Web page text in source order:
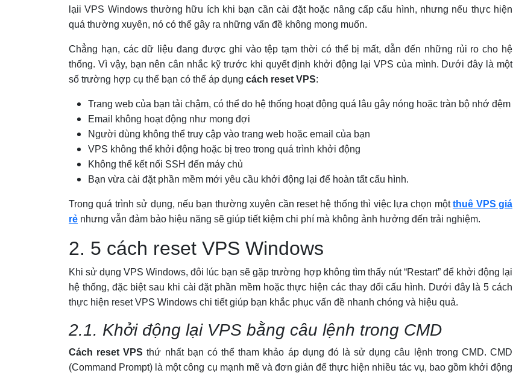
lạii VPS Windows thường hữu ích khi bạn cần cài đặt hoặc nâng cấp cấu hình, nhưng nếu thực hiện
quá thường xuyên, nó có thể gây ra những vấn đề không mong muốn.
Chẳng hạn, các dữ liệu đang được ghi vào tệp tạm thời có thể bị mất, dẫn đến những rủi ro cho hệ
thống. Vì vậy, bạn nên cân nhắc kỹ trước khi quyết định khởi động lại VPS của mình. Dưới đây là một
số trường hợp cụ thể bạn có thể áp dụng cách reset VPS:
Trang web của bạn tải chậm, có thể do hệ thống hoạt động quá lâu gây nóng hoặc tràn bộ nhớ đệm
Email không hoạt động như mong đợi
Người dùng không thể truy cập vào trang web hoặc email của bạn
VPS không thể khởi động hoặc bị treo trong quá trình khởi động
Không thể kết nối SSH đến máy chủ
Bạn vừa cài đặt phần mềm mới yêu cầu khởi động lại để hoàn tất cấu hình.
Trong quá trình sử dụng, nếu bạn thường xuyên cần reset hệ thống thì việc lựa chọn mộtthuê VPS giá
rẻ nhưng vẫn đảm bảo hiệu năng sẽ giúp tiết kiệm chi phí mà không ảnh hưởng đến trải nghiệm.
2. 5 cách reset VPS Windows
Khi sử dụng VPS Windows, đôi lúc bạn sẽ gặp trường hợp không tìm thấy nút “Restart” để khởi động lại
hệ thống, đặc biệt sau khi cài đặt phần mềm hoặc thực hiện các thay đổi cấu hình. Dưới đây là 5 cách
thực hiện reset VPS Windows chi tiết giúp bạn khắc phục vấn đề nhanh chóng và hiệu quả.
2.1. Khởi động lại VPS bằng câu lệnh trong CMD
Cách reset VPS thứ nhất bạn có thể tham khảo áp dụng đó là sử dụng câu lệnh trong CMD. CMD
(Command Prompt) là một công cụ mạnh mẽ và đơn giản để thực hiện nhiều tác vụ, bao gồm khởi động